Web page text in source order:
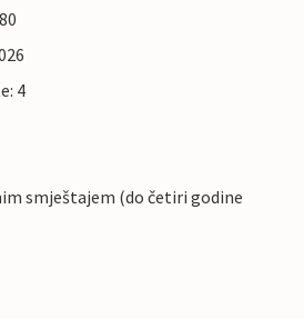
4
smještajem (do četiri godine